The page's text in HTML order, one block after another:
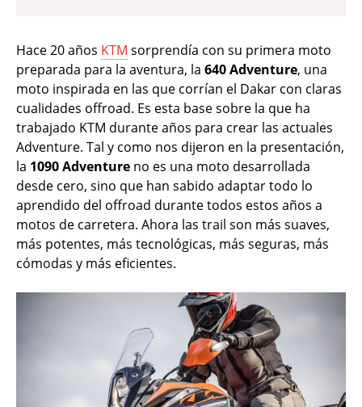
Hace 20 años KTM sorprendía con su primera moto
preparada para la aventura, la 640 Adventure, una
moto inspirada en las que corrían el Dakar con claras
cualidades offroad. Es esta base sobre la que ha
trabajado KTM durante años para crear las actuales
Adventure. Tal y como nos dijeron en la presentación,
la 1090 Adventure no es una moto desarrollada
desde cero, sino que han sabido adaptar todo lo
aprendido del offroad durante todos estos años a
motos de carretera. Ahora las trail son más suaves,
más potentes, más tecnológicas, más seguras, más
cómodas y más eficientes.